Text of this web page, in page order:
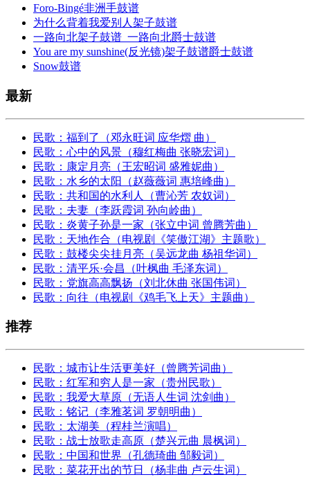
Foro-Bingé非洲手鼓谱
为什么背着我爱别人架子鼓谱
一路向北架子鼓谱_一路向北爵士鼓谱
You are my sunshine(反光镜)架子鼓谱爵士鼓谱
Snow鼓谱
最新
民歌：福到了（邓永旺词 应华熠 曲）
民歌：心中的风景（穆红梅曲 张晓宏词）
民歌：康定月亮（王宏昭词 盛雅妮曲）
民歌：水乡的太阳（赵薇薇词 惠培峰曲）
民歌：共和国的水利人（曹沁芳 农奴词）
民歌：夫妻（李跃霞词 孙向岭曲）
民歌：炎黄子孙是一家（张立中词 曾腾芳曲）
民歌：天地作合（电视剧《笑傲江湖》主题歌）
民歌：鼓楼尖尖挂月亮（吴远龙曲 杨祖华词）
民歌：清平乐·会昌（叶枫曲 毛泽东词）
民歌：党旗高高飘扬（刘北休曲 张国伟词）
民歌：向往（电视剧《鸡毛飞上天》主题曲）
推荐
民歌：城市让生活更美好（曾腾芳词曲）
民歌：红军和穷人是一家（贵州民歌）
民歌：我爱大草原（无语人生词 沈剑曲）
民歌：铭记（李雅茗词 罗朝明曲）
民歌：太湖美（程桂兰演唱）
民歌：战士放歌走高原（楚兴元曲 晨枫词）
民歌：中国和世界（孔德琦曲 邹毅词）
民歌：菜花开出的节日（杨非曲 卢云生词）